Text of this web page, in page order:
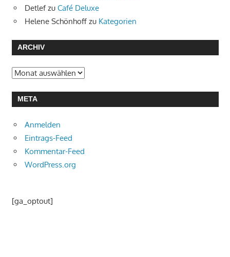
Detlefzu Café Deluxe
Helene Schönhoff zu Kategorien
ARCHIV
Archiv
META
Anmelden
Eintrags-Feed
Kommentar-Feed
WordPress.org
[ga_optout]